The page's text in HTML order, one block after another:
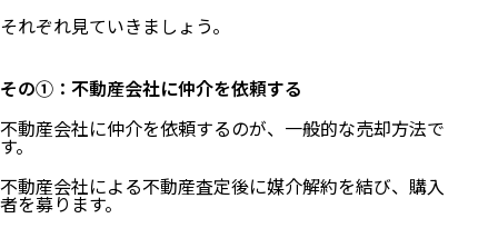
それぞれ見ていきましょう。
その①：不動産会社に仲介を依頼する
不動産会社に仲介を依頼するのが、一般的な売却方法で
す。
不動産会社による不動産査定後に媒介解約を結び、購入
者を募ります。
空き家で売却するメリット
空き家で売却するデメリット
入居しながら売却するメリット
空き家のマンションを売却する4つの方法